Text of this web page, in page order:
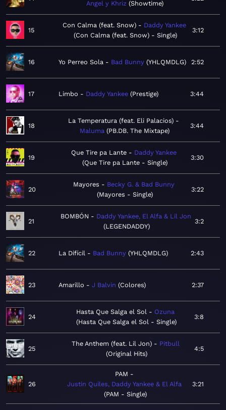
Angel y Khriz Showtime
15
Con Calma (feat. Snow)
Daddy Yankee
Con Calma (feat. Snow) - Single
3:12
16 Yo Perreo Sola Bad Bunny YHLQMDLG 2:52
17 Limbo Daddy Yankee Prestige 3:44
18
La Temperatura (feat. Eli Palacios)
Maluma PB.DB. The Mixtape
3:44
19
Que Tire pa Lante
Daddy Yankee
Que Tire pa Lante - Single
3:30
20
Mayores
Becky G. & Bad Bunny
Mayores - Single
3:22
21
BOMBÓN
Daddy Yankee, El Alfa & Lil Jon
LEGENDADDY
3:2
22 La Difícil Bad Bunny YHLQMDLG 2:43
23 Amarillo J Balvin Colores 2:37
24
Hasta Que Salga el Sol
Ozuna
Hasta Que Salga el Sol - Single
3:8
25
The Anthem (feat. Lil Jon)
Pitbull
Original Hits
4:5
26
PAM
Justin Quiles, Daddy Yankee & El Alfa
PAM - Single
3:21